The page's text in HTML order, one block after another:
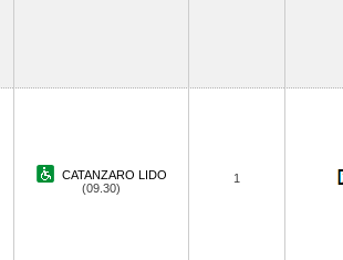
CATANZARO LIDO
(09.30)
1